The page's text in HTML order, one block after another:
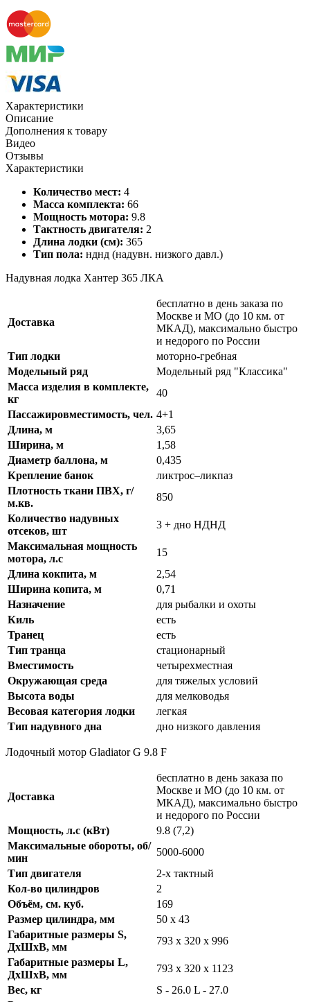
Характеристики
Описание
Дополнения к товару
Видео
Отзывы
Характеристики
Количество мест: 4
Масса комплекта: 66
Мощность мотора: 9.8
Тактность двигателя: 2
Длина лодки (см): 365
Тип пола: нднд (надувн. низкого давл.)
Надувная лодка Хантер 365 ЛКА
Доставка
бесплатно в день заказа по
Москве и МО (до 10 км. от
МКАД), максимально быстро
и недорого по России
Тип лодки
моторно-гребная
Модельный ряд
Модельный ряд "Классика"
Масса изделия в комплекте,
кг
40
Пассажировместимость, чел. 4+1
Длина, м
3,65
Ширина, м
1,58
Диаметр баллона, м
0,435
Крепление банок
ликтрос–ликпаз
Плотность ткани ПВХ, г/
м.кв.
850
Количество надувных
отсеков, шт
3 + дно НДНД
Максимальная мощность
мотора, л.с
15
Длина кокпита, м
2,54
Ширина копита, м
0,71
Назначение
для рыбалки и охоты
Киль
есть
Транец
есть
Тип транца
стационарный
Вместимость
четырехместная
Окружающая среда
для тяжелых условий
Высота воды
для мелководья
Весовая категория лодки
легкая
Тип надувного дна
дно низкого давления
Лодочный мотор Gladiator G 9.8 F
Доставка
бесплатно в день заказа по
Москве и МО (до 10 км. от
МКАД), максимально быстро
и недорого по России
Мощность, л.с (кВт)
9.8 (7,2)
Максимальные обороты, об/
мин
5000-6000
Тип двигателя
2-х тактный
Кол-во цилиндров
2
Объём, см. куб.
169
Размер цилиндра, мм
50 x 43
Габаритные размеры S,
ДхШхВ, мм
793 х 320 х 996
Габаритные размеры L,
ДхШхВ, мм
793 х 320 х 1123
Вес, кг
S - 26.0 L - 27.0